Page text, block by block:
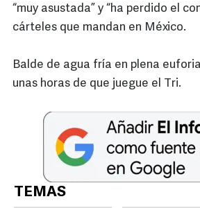
“muy asustada” y “ha perdido el
cárteles que mandan en México.
Balde de agua fría en plena
unas horas de que juegue el Tri.
TEMAS